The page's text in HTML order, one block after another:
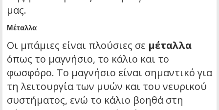
μας.
Μέταλλα
Οι μπάμιες είναι πλούσιες σε μέταλλα
όπως το μαγνήσιο, το κάλιο και το
φωσφόρο. Το μαγνήσιο είναι σημαντικό για
τη λειτουργία των μυών και του νευρικού
συστήματος, ενώ το κάλιο βοηθά στη